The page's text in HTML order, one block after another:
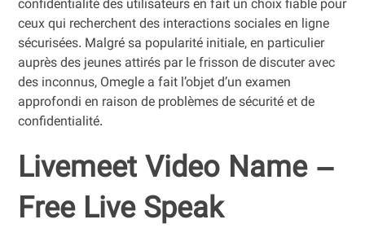
confidentialité des utilisateurs en fait un choix fiable pour
ceux qui recherchent des interactions sociales en ligne
sécurisées. Malgré sa popularité initiale, en particulier
auprès des jeunes attirés par le frisson de discuter avec
des inconnus, Omegle a fait l’objet d’un examen
approfondi en raison de problèmes de sécurité et de
confidentialité.
Livemeet Video Name –
Free Live Speak